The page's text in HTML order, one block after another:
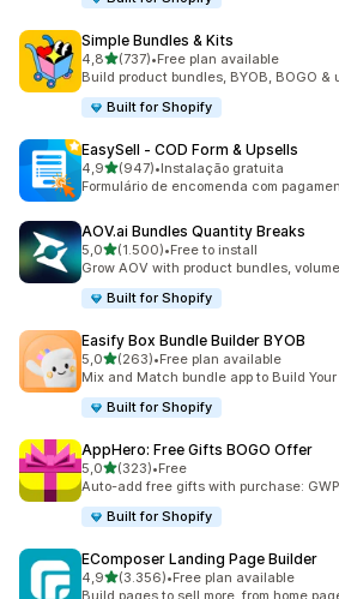
Simple Bundles & Kits
4,8de 5 estrelas
(737)
737 total de avaliações
•Free plan available
Build product bundles, BYOB, BOGO
Built for Shopify
EasySell ‑ COD Form & Upsells
4,9de 5 estrelas
(947)
947 total de avaliações
•Instalação gratuita
Formulário de encomenda com
AOV.ai Bundles Quantity Breaks
5,0de 5 estrelas
(1.500)
1500 total de avaliações
•Free to install
Grow AOV with product bundles,
Built for Shopify
Easify Box Bundle Builder BYOB
5,0de 5 estrelas
(263)
263 total de avaliações
•Free plan available
Mix and Match bundle app to Build
Built for Shopify
AppHero: Free Gifts BOGO Offer
5,0de 5 estrelas
(323)
323 total de avaliações
•Free
Auto-add free gifts with purchase:
Built for Shopify
EComposer Landing Page Builder
4,9de 5 estrelas
(3.356)
3356 total de avaliações
•Free plan available
Build pages to sell more, from home